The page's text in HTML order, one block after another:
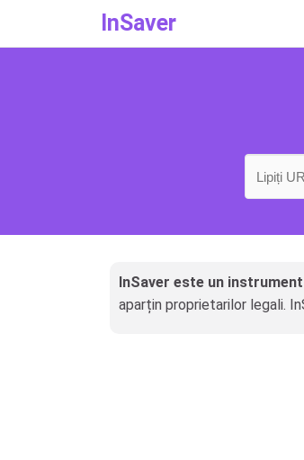
InSaver
InSaver este un
aparțin proprietarilor legali.